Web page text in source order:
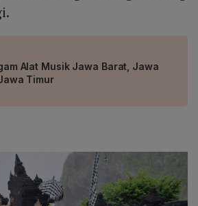
Alat Musik Jawa Barat, Jawa
Timur